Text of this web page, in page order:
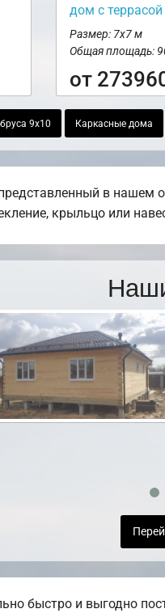
дом с террасой
Размер: 7х7 м
Общая площадь:
от
9х10 Каркасные дома
в нашем
крыльцо или
быстро и выгодно